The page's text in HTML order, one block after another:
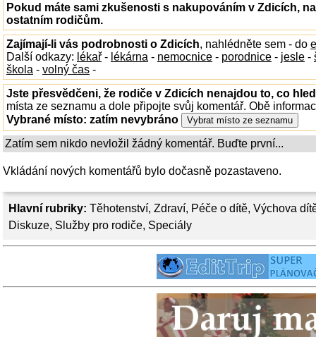
Hlavní rubriky: Těhotenství, Zdraví, Péče o dítě, Výchova
Diskuze, Služby pro rodiče, Speciály
Pokud máte sami zkušenosti s nakupováním v Zdicích,
ostatním rodičům.
Zajímají-li vás podrobnosti o Zdicích, nahlédněte sem - do
Další odkazy: lékař - lékárna - nemocnice - porodnice - jesle -
škola - volný čas -
Jste přesvědčeni, že rodiče v Zdicích nenajdou to, co
místa ze seznamu a dole připojte svůj komentář. Obě
Vybrané místo: zatím nevybráno
Zatím sem nikdo nevložil žádný komentář. Buďte první...
Vkládání nových komentářů bylo dočasně pozastaveno.